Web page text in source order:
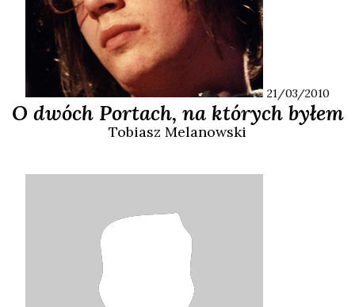
21/03/2010
O dwóch Portach, na których byłem
Tobiasz Melanowski